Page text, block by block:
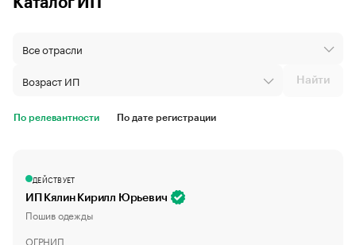
Каталог ИП
Найти
По релевантности По дате регистрации
ДЕЙСТВУЕТ
ИП Кялин Кирилл Юрьевич
Пошив одежды
ОГРНИП